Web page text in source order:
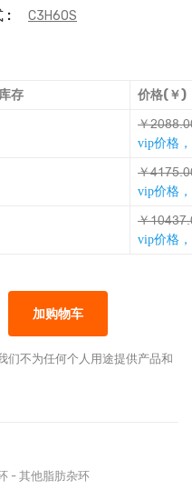
: C3H6OS
存 价格(￥)
￥
vip价格
￥
vip价格
￥
vip价格
加购物车
们不为任何个人用途提供产品和
- 其他脂肪杂环